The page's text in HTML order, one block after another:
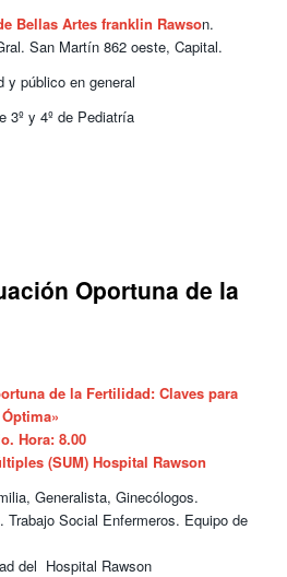
Bellas Artes franklin Rawson.
San Martín 862 oeste, Capital.
y público en general
3º y 4º de Pediatría
Oportuna de la
de la Fertilidad: Claves para
Hora: 8.00
(SUM) Hospital Rawson
Generalista, Ginecólogos.
Social Enfermeros. Equipo de
del Hospital Rawson